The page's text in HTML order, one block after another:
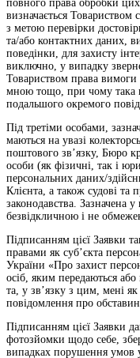
повного права обробки
визначається Товариством
з метою перевірки
та/або контактних даних,
поведінки, для захисту
виключно, у випадку
Товариством права
мною тощо, при чому така
подальшого окремого
Під третіми особами,
маються на увазі
поштового зв’язку, Бюро
особи (як фізичні, так і
персональних даних/
Клієнта, а також судові та
законодавства. Зазначена
безвідкличною і не
Підписанням цієї Заявки
правами як суб’єкта
України «Про захист
осіб, яким передаються або
та, у зв’язку з цим, мені
повідомлення про
Підписанням цієї Заявки
фотозйомки щодо себе,
випадках порушення умов